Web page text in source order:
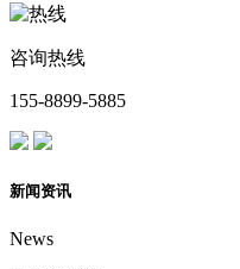
咨询热线
155-8899-5885
新闻资讯
News